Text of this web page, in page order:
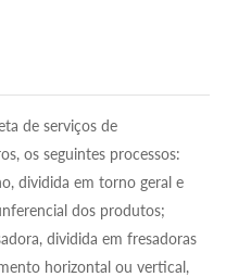
de serviços de
os seguintes processos:
dividida em torno geral e
dos produtos;
dividida em fresadoras
horizontal ou vertical,